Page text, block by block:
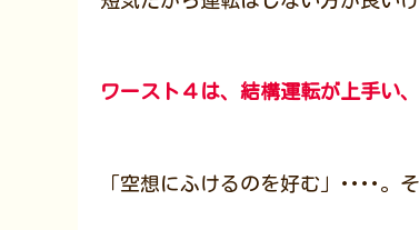
ワースト４は、結構運転が上手い
「空想にふけるのを好む」････。